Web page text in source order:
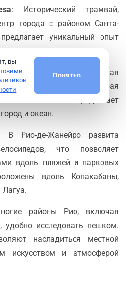
: Исторический трамвай,
города с районом Санта-
уникальный опыт
с видом на город.
подъема на гору Сахарная
канатная дорога, которая
Praia Vermelha и предлагает
и океан.
В Рио-де-Жанейро развита
что позволяет
вдоль пляжей и парковых
вдоль Копакабаны,
районы Рио, включая
удобно исследовать пешком.
насладиться местной
искусством и атмосферой
вы
Понятно